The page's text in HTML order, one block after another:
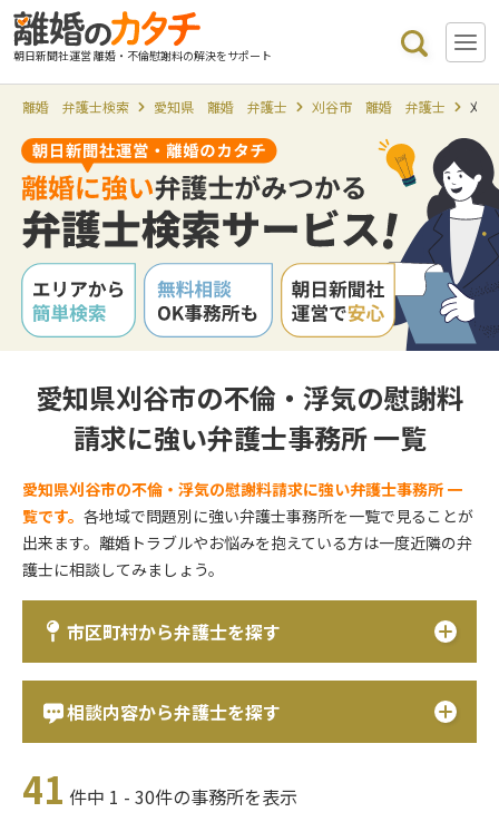
朝日新聞社運営 離婚・不倫慰謝料の解決をサポート
離婚 弁護士検索 愛知県 離婚 弁護士 刈谷市 離婚 弁護士 刈
愛知県刈谷市の不倫・浮気の慰謝料
請求に強い弁護士事務所 一覧
愛知県刈谷市の不倫・浮気の慰謝料請求に強い弁護士事務所 一
覧です。各地域で問題別に強い弁護士事務所を一覧で見ることが
出来ます。離婚トラブルやお悩みを抱えている方は一度近隣の弁
護士に相談してみましょう。
市区町村から弁護士を探す
相談内容から弁護士を探す
41 件中 1 - 30件の事務所を表示